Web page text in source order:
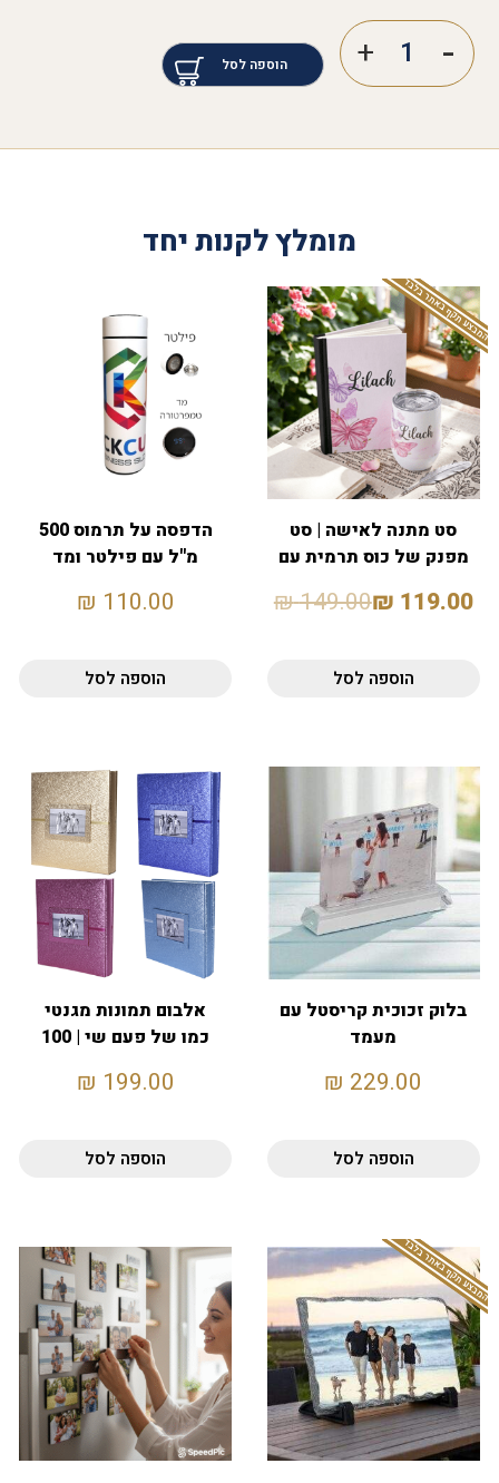
הוספה לסל
מומלץ לקנות יחד
המבצע תקף באתר בלבד
סט מתנה לאישה | סט
מפנק של כוס תרמית עם
119.00
₪
149.00
₪
הוספה לסל
הדפסה על תרמוס 500
מ"ל עם פילטר ומד
110.00
₪
הוספה לסל
בלוק זכוכית קריסטל עם
מעמד
229.00
₪
הוספה לסל
אלבום תמונות מגנטי
כמו של פעם שי | 100
199.00
₪
הוספה לסל
המבצע תקף באתר בלבד